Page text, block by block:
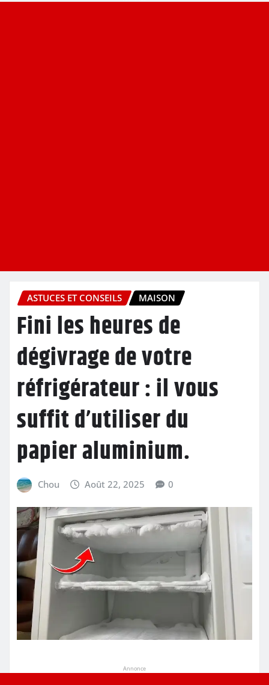
ASTUCES ET CONSEILS MAISON
Fini les heures de
dégivrage de votre
réfrigérateur : il vous
suffit d’utiliser du
papier aluminium.
Chou Août 22, 2025 0
Annonce